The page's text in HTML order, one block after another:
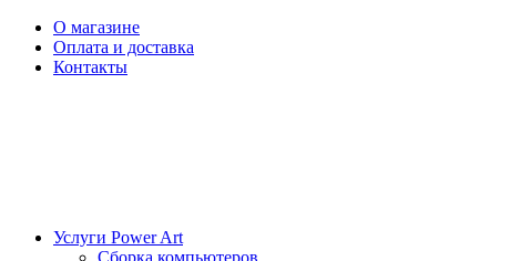
О магазине
Оплата и доставка
Контакты
Услуги Power Art
Сборка компьютеров